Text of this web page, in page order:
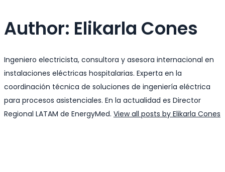
Author: Elikarla Cones
Ingeniero electricista, consultora y asesora internacional en
instalaciones eléctricas hospitalarias. Experta en la
coordinación técnica de soluciones de ingeniería eléctrica
para procesos asistenciales. En la actualidad es Director
Regional LATAM de EnergyMed. View all posts by Elikarla Cones